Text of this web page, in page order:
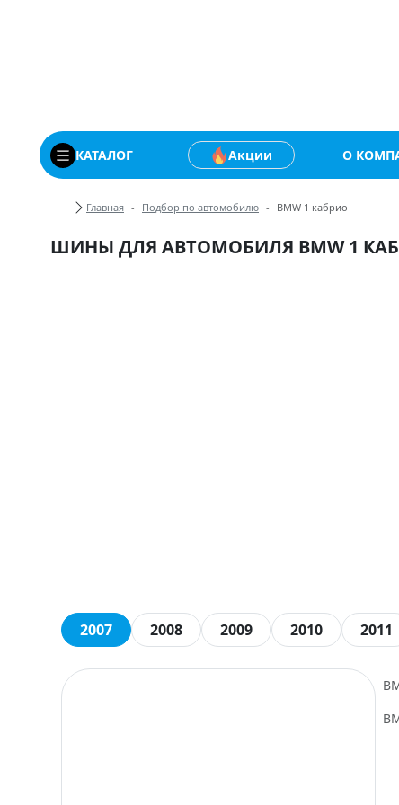
Купить
КАТАЛОГ Акции О
Хлебные крошки
Главная Подбор по автомобилю BMW 1 кабрио
ШИНЫ ДЛЯ АВТОМОБИЛЯ BMW 1
2007 2008 2009 2010 2011